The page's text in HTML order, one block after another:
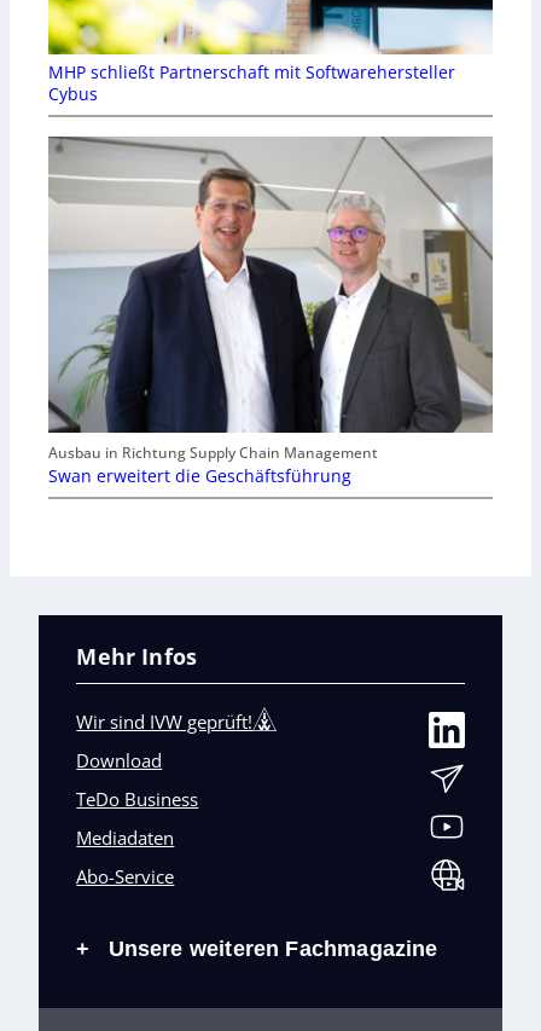
MHP schließt Partnerschaft mit Softwarehersteller
Cybus
Ausbau in Richtung Supply Chain Management
Swan erweitert die Geschäftsführung
Mehr Infos
Wir sind IVW geprüft!
Download
TeDo Business
Mediadaten
Abo-Service
+ Unsere weiteren Fachmagazine